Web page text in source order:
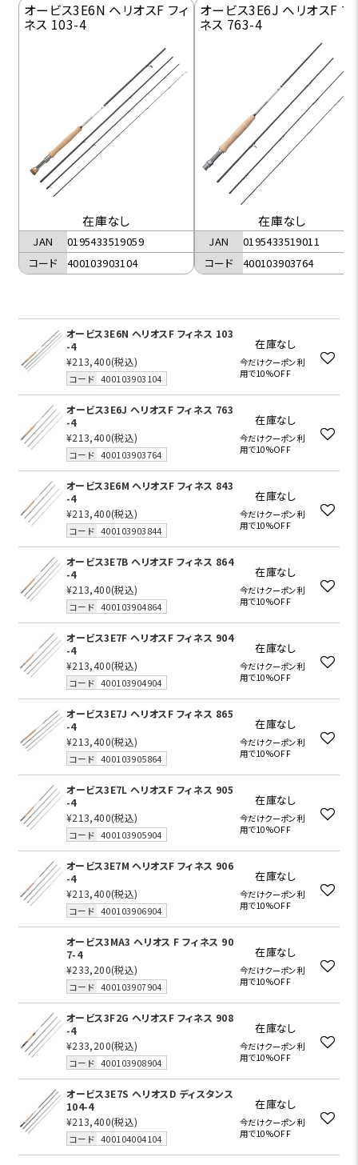
オービス3E6N ヘリオスF フィ
ネス 103-4
在庫なし
JAN
0195433519059
コード
400103903104
オービス3E6J ヘリオスF フ
ネス 763-4
在庫なし
JAN
0195433519011
コード
400103903764
オービス3E6N ヘリオスF フィネス 103
-4
¥213,400(税込)
コード 400103903104
在庫なし
今だけクーポン利
用で10%OFF
オービス3E6J ヘリオスF フィネス 763
-4
¥213,400(税込)
コード 400103903764
在庫なし
今だけクーポン利
用で10%OFF
オービス3E6M ヘリオスF フィネス 843
-4
¥213,400(税込)
コード 400103903844
在庫なし
今だけクーポン利
用で10%OFF
オービス3E7B ヘリオスF フィネス 864
-4
¥213,400(税込)
コード 400103904864
在庫なし
今だけクーポン利
用で10%OFF
オービス3E7F ヘリオスF フィネス 904
-4
¥213,400(税込)
コード 400103904904
在庫なし
今だけクーポン利
用で10%OFF
オービス3E7J ヘリオスF フィネス 865
-4
¥213,400(税込)
コード 400103905864
在庫なし
今だけクーポン利
用で10%OFF
オービス3E7L ヘリオスF フィネス 905
-4
¥213,400(税込)
コード 400103905904
在庫なし
今だけクーポン利
用で10%OFF
オービス3E7M ヘリオスF フィネス 906
-4
¥213,400(税込)
コード 400103906904
在庫なし
今だけクーポン利
用で10%OFF
オービス3MA3 ヘリオス F フィネス 90
7-4
¥233,200(税込)
コード 400103907904
在庫なし
今だけクーポン利
用で10%OFF
オービス3F2G ヘリオスF フィネス 908
-4
¥233,200(税込)
コード 400103908904
在庫なし
今だけクーポン利
用で10%OFF
オービス3E7S ヘリオスD ディスタンス
104-4
¥213,400(税込)
コード 400104004104
在庫なし
今だけクーポン利
用で10%OFF